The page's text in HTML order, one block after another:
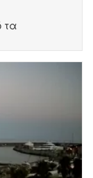
τα